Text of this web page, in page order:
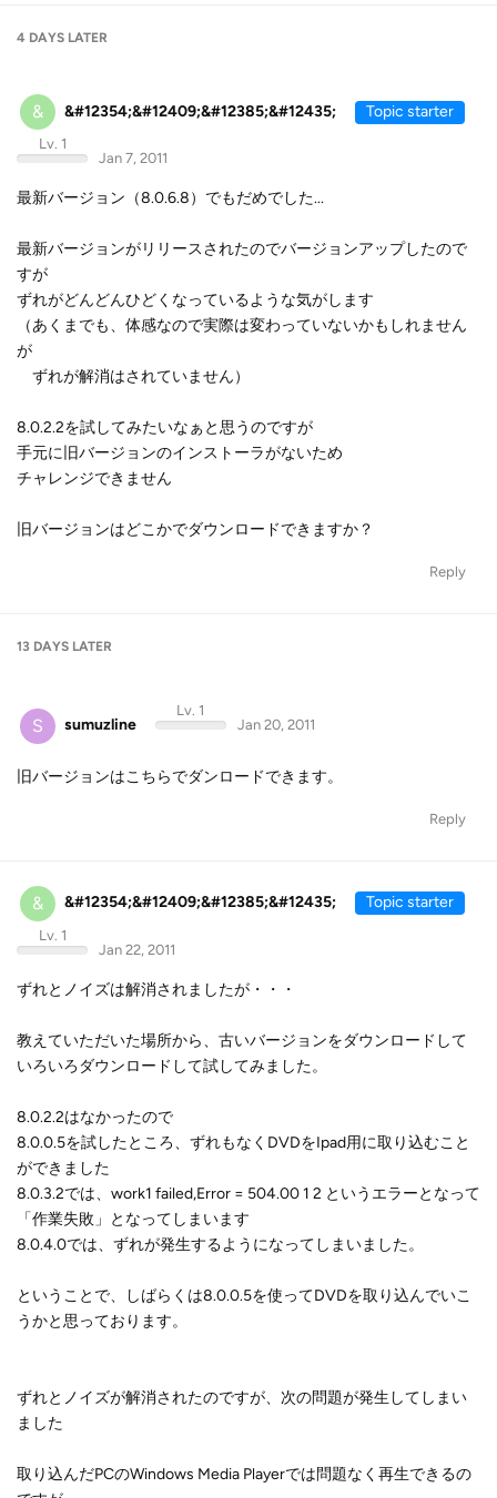
4 DAYS LATER
& &#12354;&#12409;&#12385;&#12435; Topic starter
Lv. 1
Jan 7, 2011
最新バージョン（8.0.6.8）でもだめでした...
最新バージョンがリリースされたのでバージョンアップしたので
すが
ずれがどんどんひどくなっているような気がします
（あくまでも、体感なので実際は変わっていないかもしれません
が
ずれが解消はされていません）
8.0.2.2を試してみたいなぁと思うのですが
手元に旧バージョンのインストーラがないため
チャレンジできません
旧バージョンはどこかでダウンロードできますか？
Reply
13 DAYS LATER
S sumuzline
Lv. 1
Jan 20, 2011
旧バージョンはこちらでダンロードできます。
Reply
& &#12354;&#12409;&#12385;&#12435; Topic starter
Lv. 1
Jan 22, 2011
ずれとノイズは解消されましたが・・・
教えていただいた場所から、古いバージョンをダウンロードして
いろいろダウンロードして試してみました。
8.0.2.2はなかったので
8.0.0.5を試したところ、ずれもなくDVDをIpad用に取り込むこと
ができました
8.0.3.2では、work1 failed,Error = 504.00 1 2 というエラーとなって
「作業失敗」となってしまいます
8.0.4.0では、ずれが発生するようになってしまいました。
ということで、しばらくは8.0.0.5を使ってDVDを取り込んでいこ
うかと思っております。
ずれとノイズが解消されたのですが、次の問題が発生してしまい
ました
取り込んだPCのWindows Media Playerでは問題なく再生できるの